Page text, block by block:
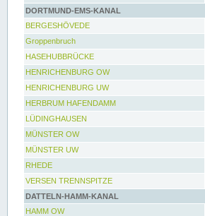
DORTMUND-EMS-KANAL
BERGESHÖVEDE
Groppenbruch
HASEHUBBRÜCKE
HENRICHENBURG OW
HENRICHENBURG UW
HERBRUM HAFENDAMM
LÜDINGHAUSEN
MÜNSTER OW
MÜNSTER UW
RHEDE
VERSEN TRENNSPITZE
DATTELN-HAMM-KANAL
HAMM OW